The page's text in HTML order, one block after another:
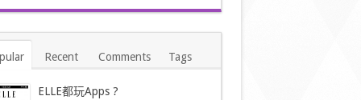
Recent Comments Tags
ELLE都玩Apps ?